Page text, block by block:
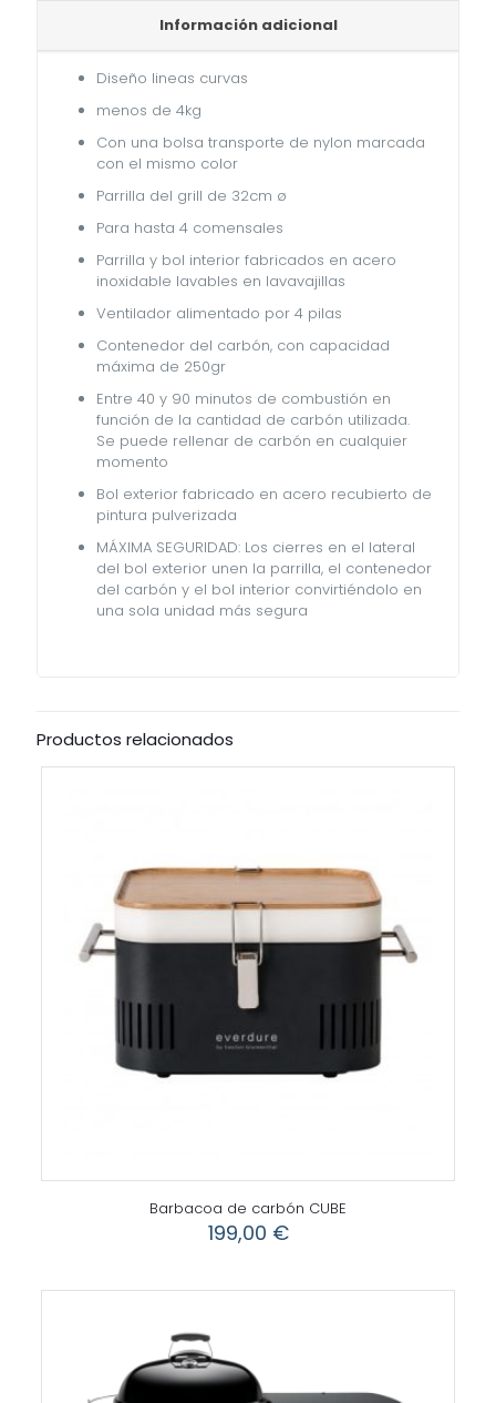
Información adicional
Diseño lineas curvas
menos de 4kg
Con una bolsa transporte de nylon marcada
con el mismo color
Parrilla del grill de 32cm ø
Para hasta 4 comensales
Parrilla y bol interior fabricados en acero
inoxidable lavables en lavavajillas
Ventilador alimentado por 4 pilas
Contenedor del carbón, con capacidad
máxima de 250gr
Entre 40 y 90 minutos de combustión en
función de la cantidad de carbón utilizada.
Se puede rellenar de carbón en cualquier
momento
Bol exterior fabricado en acero recubierto de
pintura pulverizada
MÁXIMA SEGURIDAD: Los cierres en el lateral
del bol exterior unen la parrilla, el contenedor
del carbón y el bol interior convirtiéndolo en
una sola unidad más segura
Productos relacionados
Barbacoa de carbón CUBE
199,00 €